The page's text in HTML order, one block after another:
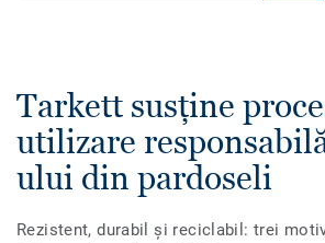
Tarkett susține
utilizare
ului din pardoseli
Rezistent, durabil și reciclabil: trei